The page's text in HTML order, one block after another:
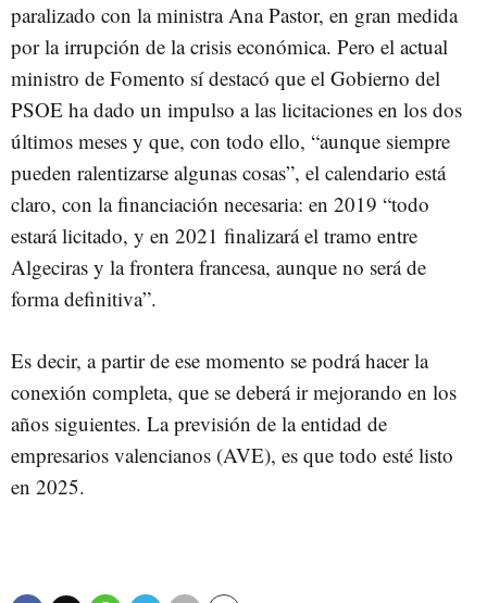
paralizado con la ministra Ana Pastor, en gran medida
por la irrupción de la crisis económica. Pero el actual
ministro de Fomento sí destacó que el Gobierno del
PSOE ha dado un impulso a las licitaciones en los dos
últimos meses y que, con todo ello, “aunque siempre
pueden ralentizarse algunas cosas”, el calendario está
claro, con la financiación necesaria: en 2019 “todo
estará licitado, y en 2021 finalizará el tramo entre
Algeciras y la frontera francesa, aunque no será de
forma definitiva”.
Es decir, a partir de ese momento se podrá hacer la
conexión completa, que se deberá ir mejorando en los
años siguientes. La previsión de la entidad de
empresarios valencianos (AVE), es que todo esté listo
en 2025.